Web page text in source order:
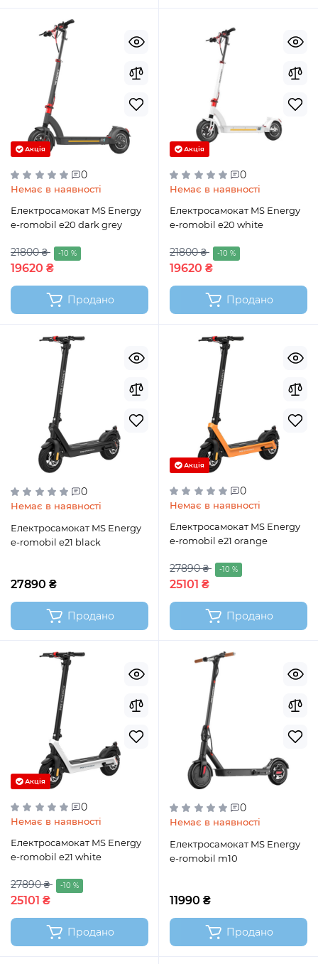
Акція
0
Немає в наявності
Електросамокат MS Energy
e-romobil e20 dark grey
21800 ₴ -10 %
19620 ₴
Продано
Акція
0
Немає в наявності
Електросамокат MS Energy
e-romobil e20 white
21800 ₴ -10 %
19620 ₴
Продано
0
Немає в наявності
Електросамокат MS Energy
e-romobil e21 black
27890 ₴
Продано
Акція
0
Немає в наявності
Електросамокат MS Energy
e-romobil e21 orange
27890 ₴ -10 %
25101 ₴
Продано
Акція
0
Немає в наявності
Електросамокат MS Energy
e-romobil e21 white
27890 ₴ -10 %
25101 ₴
Продано
0
Немає в наявності
Електросамокат MS Energy
e-romobil m10
11990 ₴
Продано